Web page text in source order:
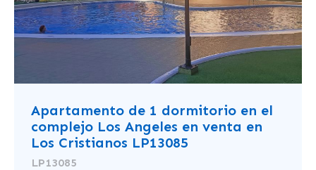
Apartamento de 1 dormitorio en el
complejo Los Angeles en venta en
Los Cristianos LP13085
LP13085